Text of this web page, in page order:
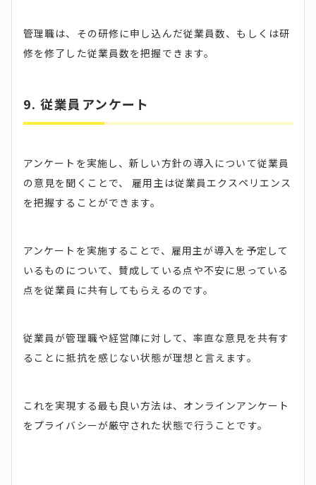
管理職は、その研修に申し込んだ従業員数、もしくは研
修を修了した従業員数を把握できます。
9. 従業員アンケート
アンケートを実施し、新しい方針の導入について従業員
の意見を聞くことで、 雇用主は従業員エクスペリエンス
を把握することができます。
アンケートを実施することで、雇用主が導入を予定して
いるものについて、賛成している点や不安に思っている
点を従業員に共有してもらえるのです。
従業員が管理職や経営陣に対して、率直な意見を共有す
ることに抵抗を感じない状態が理想と言えます。
これを実現する最も良い方法は、オンラインアンケート
をプライバシーが厳守された状態で行うことです。